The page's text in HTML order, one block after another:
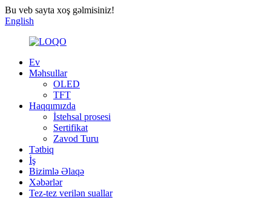
Bu veb sayta xoş gəlmisiniz!
English
Ev
Məhsullar
OLED
TFT
Haqqımızda
İstehsal prosesi
Sertifikat
Zavod Turu
Tətbiq
İş
Bizimlə Əlaqə
Xəbərlər
Tez-tez verilən suallar